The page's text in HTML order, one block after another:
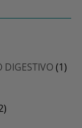
DIGESTIVO(1)